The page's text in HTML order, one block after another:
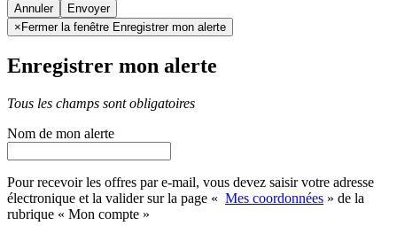
Annuler
× Fermer la fenêtre Enregistrer mon alerte
Enregistrer mon alerte
Tous les champs sont obligatoires
Nom de mon alerte
Pour recevoir les offres par e-mail, vous devez saisir votre adresse
électronique et la valider sur la page « Mes coordonnées » de la
rubrique « Mon compte »